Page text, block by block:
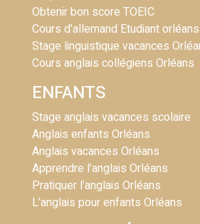
Obtenir bon score TOEIC
Cours d’allemand Etudiant orléans
Stage linguistique vacances
Cours anglais collégiens Orléans
ENFANTS
Stage anglais vacances scolaire
Anglais enfants Orléans
Anglais vacances Orléans
Apprendre l’anglais Orléans
Pratiquer l’anglais Orléans
L’anglais pour enfants Orléans